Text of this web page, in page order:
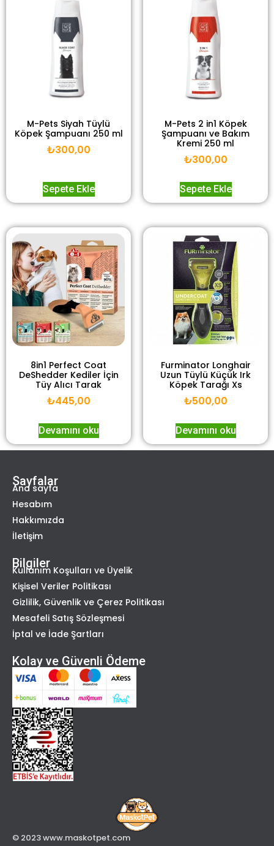
M-Pets Siyah Tüylü
Köpek Şampuanı 250 ml
₺300,00
Sepete Ekle
M-Pets 2 in1 Köpek
Şampuanı ve Bakım
Kremi 250 ml
₺300,00
Sepete Ekle
8in1 Perfect Coat
DeShedder Kediler İçin
Tüy Alıcı Tarak
₺445,00
Devamını oku
Furminator Longhair
Uzun Tüylü Küçük Irk
Köpek Tarağı Xs
₺500,00
Devamını oku
Sayfalar
Ana sayfa
Hesabım
Hakkımızda
İletişim
Bilgiler
Kullanım Koşulları ve Üyelik
Kişisel Veriler Politikası
Gizlilik, Güvenlik ve Çerez Politikası
Mesafeli Satış Sözleşmesi
İptal ve İade Şartları
Kolay ve Güvenli Ödeme
© 2023 www.maskotpet.com